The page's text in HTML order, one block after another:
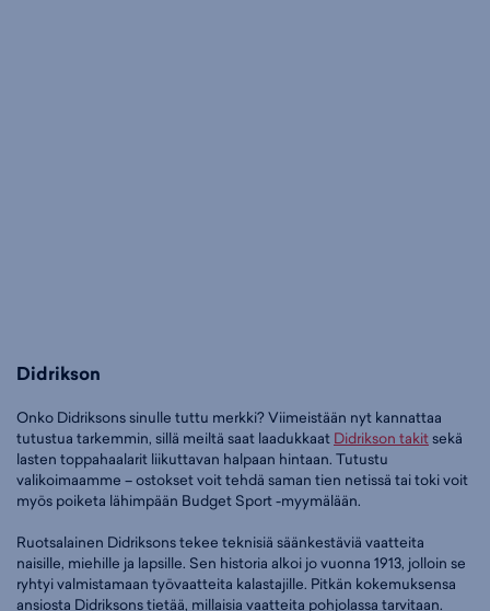
Didrikson
Onko Didriksons sinulle tuttu merkki? Viimeistään nyt kannattaa
tutustua tarkemmin, sillä meiltä saat laadukkaat Didrikson takitsekä
lasten toppahaalarit liikuttavan halpaan hintaan. Tutustu
valikoimaamme – ostokset voit tehdä saman tien netissä tai toki voit
myös poiketa lähimpään Budget Sport -myymälään.
Ruotsalainen Didriksons tekee teknisiä säänkestäviä vaatteita
naisille, miehille ja lapsille. Sen historia alkoi jo vuonna 1913, jolloin se
ryhtyi valmistamaan työvaatteita kalastajille. Pitkän kokemuksensa
ansiosta Didriksons tietää, millaisia vaatteita pohjolassa tarvitaan.